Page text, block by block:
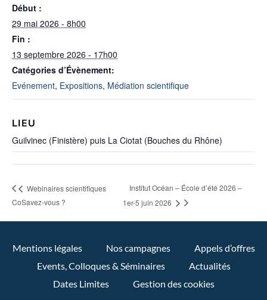
Début :
29 mai 2026 - 8h00
Fin :
13 septembre 2026 - 17h00
Catégories d’Évènement:
Evénement, Expositions, Médiation scientifique
LIEU
Guilvinec (Finistère) puis La Ciotat (Bouches du Rhône)
Webinaires scientifiques
CoSavez-vous ?
Institut Océan – École d’été 2026 –
1er-5 juin 2026
Mentions légales Nos campagnes
Appels d’offres
Events, Colloques & Séminaires
Actualités
Dates Limites
Gestion des cookies